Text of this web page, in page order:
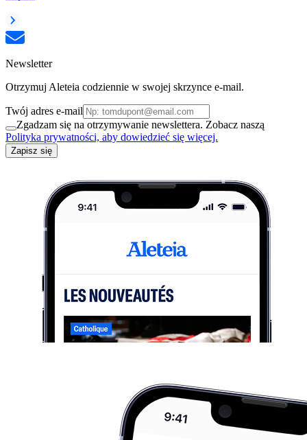
Newsletter
Otrzymuj Aleteia codziennie w swojej skrzynce e-mail.
Twój adres e-mail
Zgadzam się na otrzymywanie newslettera. Zobacz naszą
Polityka prywatności, aby dowiedzieć się więcej.
Zapisz się